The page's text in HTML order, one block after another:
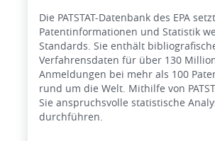
Die PATSTAT-Datenbank des EPA
Patentinformationen und Statistik
Standards. Sie enthält
Verfahrensdaten für über 130
Anmeldungen bei mehr als 100
rund um die Welt. Mithilfe von
Sie anspruchsvolle statistische
durchführen.